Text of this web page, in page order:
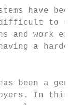
have
to
work
a harder
been a
In this